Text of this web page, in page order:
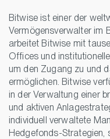
Bitwise ist einer der
Vermögensverwalter im
arbeitet Bitwise mit
Offices und
um den Zugang zu und
ermöglichen. Bitwise
in der Verwaltung einer
und aktiven
individuell verwaltete
Hedgefonds-Strategien,